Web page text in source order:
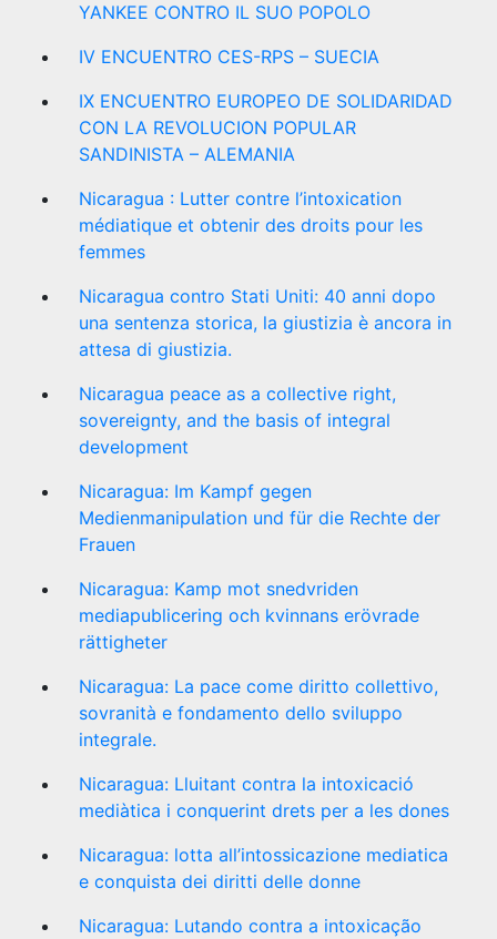
YANKEE CONTRO IL SUO POPOLO
IV ENCUENTRO CES-RPS – SUECIA
IX ENCUENTRO EUROPEO DE SOLIDARIDAD
CON LA REVOLUCION POPULAR
SANDINISTA – ALEMANIA
Nicaragua : Lutter contre l’intoxication
médiatique et obtenir des droits pour les
femmes
Nicaragua contro Stati Uniti: 40 anni dopo
una sentenza storica, la giustizia è ancora in
attesa di giustizia.
Nicaragua peace as a collective right,
sovereignty, and the basis of integral
development
Nicaragua: Im Kampf gegen
Medienmanipulation und für die Rechte der
Frauen
Nicaragua: Kamp mot snedvriden
mediapublicering och kvinnans erövrade
rättigheter
Nicaragua: La pace come diritto collettivo,
sovranità e fondamento dello sviluppo
integrale.
Nicaragua: Lluitant contra la intoxicació
mediàtica i conquerint drets per a les dones
Nicaragua: lotta all’intossicazione mediatica
e conquista dei diritti delle donne
Nicaragua: Lutando contra a intoxicação